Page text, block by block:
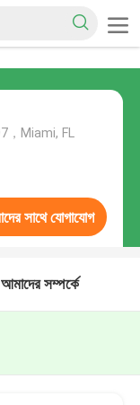
，Miami, FL
সাথে যোগাযোগ
আমাদের সম্পর্কে